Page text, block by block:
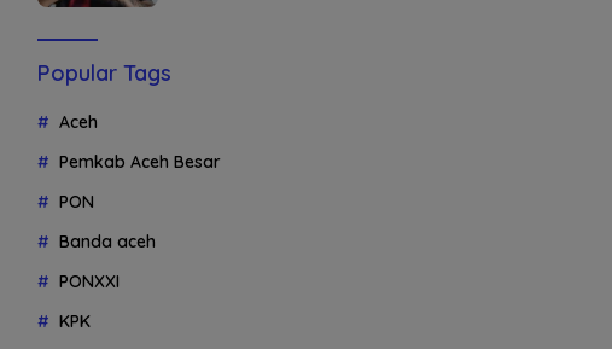
Popular Tags
Aceh
Pemkab Aceh Besar
PON
Banda aceh
PONXXI
KPK